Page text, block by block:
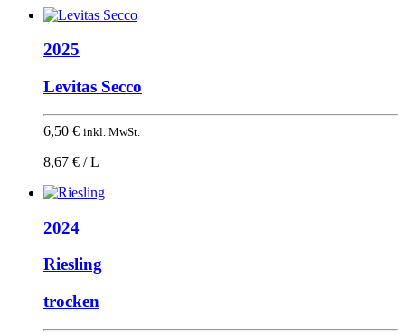
2025
Levitas Secco
6,50 € inkl. MwSt.
8,67 € / L
2024
Riesling
trocken